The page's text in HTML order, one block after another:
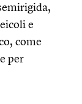
e
come
per